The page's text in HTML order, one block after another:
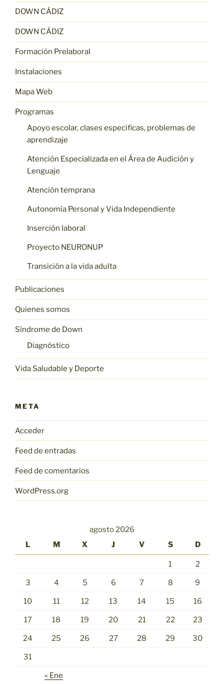
DOWN CÁDIZ
DOWN CÁDIZ
Formación Prelaboral
Instalaciones
Mapa Web
Programas
Apoyo escolar, clases especificas, problemas de
aprendizaje
Atención Especializada en el Área de Audición y
Lenguaje
Atención temprana
Autonomía Personal y Vida Independiente
Inserción laboral
Proyecto NEURONUP
Transición a la vida adulta
Publicaciones
Quienes somos
Síndrome de Down
Diagnóstico
Vida Saludable y Deporte
META
Acceder
Feed de entradas
Feed de comentarios
WordPress.org
agosto 2026
L
M X J V S D
1 2
3 4 5 6 7 8 9
10 11 12 13 14 15 16
17 18 19 20 21 22 23
24 25 26 27 28 29 30
31
« Ene